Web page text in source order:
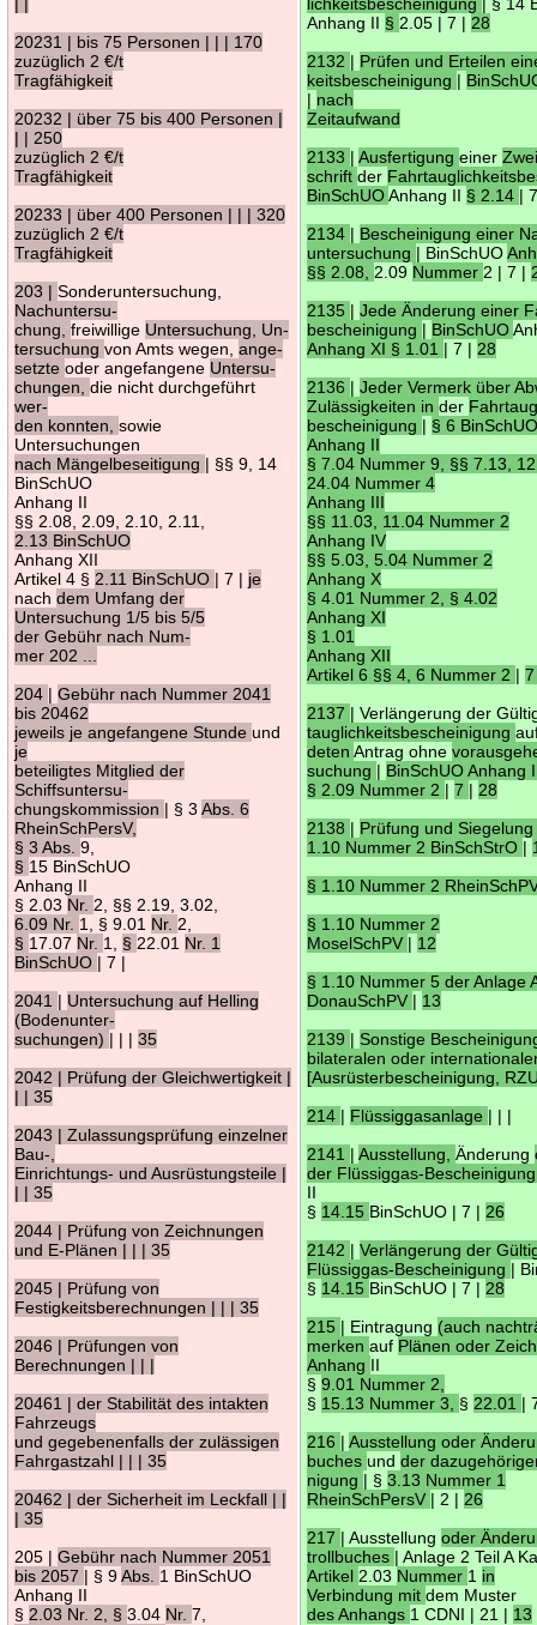
20231 | bis 75 Personen | | | 170
zuzüglich 2 €/t
Tragfähigkeit
20232 | über 75 bis 400 Personen |
| | 250
zuzüglich 2 €/t
Tragfähigkeit
20233 | über 400 Personen | | | 320
zuzüglich 2 €/t
Tragfähigkeit
203 |Sonderuntersuchung,
Nachuntersu-
chung,freiwillige Untersuchung, Un-
tersuchungvon Amts wegen,ange-
setzteoder angefangene Untersu-
chungen,die nicht durchgeführt
wer-
den konnten,sowie
Untersuchungen
nach Mängelbeseitigung | §§ 9, 14
BinSchUO
Anhang II
§§ 2.08, 2.09, 2.10, 2.11,
2.13 BinSchUO
Anhang XII
Artikel 4 § 2.11 BinSchUO | 7 | je
nachdem Umfang der
Untersuchung 1/5 bis 5/5
der Gebühr nach Num-
mer 202 ...
204 |Gebühr nach Nummer 2041
bis 20462
jeweils je angefangene Stundeund
je
beteiligtes Mitglied der
Schiffsuntersu-
chungskommission | § 3Abs. 6
RheinSchPersV,
§ 3 Abs.9,
§ 15 BinSchUO
Anhang II
§ 2.03 Nr. 2, §§ 2.19, 3.02,
6.09 Nr. 1, § 9.01 Nr. 2,
§ 17.07 Nr. 1, § 22.01 Nr. 1
BinSchUO | 7 |
2041 | Untersuchung auf Helling
(Bodenunter-
suchungen) | | |35
2042 | Prüfung der Gleichwertigkeit |
| | 35
2043 | Zulassungsprüfung einzelner
Bau-,
Einrichtungs- und Ausrüstungsteile |
| | 35
2044 | Prüfung von Zeichnungen
und E-Plänen | | | 35
2045 | Prüfung von
Festigkeitsberechnungen | | | 35
2046 | Prüfungen von
Berechnungen | | |
20461 | der Stabilität des intakten
Fahrzeugs
und gegebenenfalls der zulässigen
Fahrgastzahl | | | 35
20462 | der Sicherheit im Leckfall | |
| 35
205 |Gebühr nach Nummer 2051
bis 2057 | § 9Abs. 1 BinSchUO
Anhang II
§ 2.03 Nr. 2, §3.04 Nr.7,
Anhang II § 2.05 | 7 | 28
2132 | Prüfen und Erteilen
keitsbescheinigung |
| nach
Zeitaufwand
2133 |Ausfertigungeiner
schriftder
BinSchUOAnhang II § 2.14 |
2134 | Bescheinigung einer
untersuchung | BinSchUO
§§ 2.08, 2.09 Nummer 2 | 7 |
2135 |Jede Änderung einer
bescheinigung | BinSchUO
Anhang XI § 1.01 | 7 | 28
2136 |Jeder Vermerk über
Zulässigkeiten inder
bescheinigung | § 6
Anhang II
§ 7.04 Nummer 9, §§ 7.13,
24.04 Nummer 4
Anhang III
§§ 11.03, 11.04 Nummer 2
Anhang IV
§§ 5.03, 5.04 Nummer 2
Anhang X
§ 4.01 Nummer 2, § 4.02
Anhang XI
§ 1.01
Anhang XII
Artikel 6 §§ 4, 6 Nummer 2 |
2137 | Verlängerung der
tauglichkeitsbescheinigung
detenAntrag ohne
suchung | BinSchUO Anhang
§ 2.09 Nummer 2 |7 | 28
2138 | Prüfung und
1.10 Nummer 2 BinSchStrO |
§ 1.10 Nummer 2
§ 1.10 Nummer 2
MoselSchPV | 12
§ 1.10 Nummer 5 der Anlage
DonauSchPV | 13
2139 |Sonstige
bilateralen oder
[Ausrüsterbescheinigung,
214 | Flüssiggasanlage | | |
2141 |Ausstellung,Änderung
der Flüssiggas-
II
§ 14.15 BinSchUO | 7 | 26
2142 |Verlängerung der
Flüssiggas-Bescheinigung |
§ 14.15 BinSchUO | 7 | 28
215 | Eintragung (auch
merkenauf Plänen oder
Anhang II
§9.01 Nummer 2,
§ 15.13 Nummer 3, § 22.01 |
216 |Ausstellung oder
buchesundder
nigung | §3.13 Nummer 1
RheinSchPersV | 2 | 26
217 | Ausstellungoder
trollbuches | Anlage 2 Teil A
Artikel 2.03 Nummer 1 in
Verbindung mitdem Muster
des Anhangs 1 CDNI | 21 | 13